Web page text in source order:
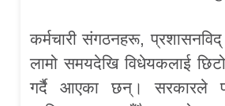
कर्मचारी संगठनहरू, प्रशासनविद्
लामो समयदेखि विधेयकलाई
गर्दै आएका छन्। सरकारले